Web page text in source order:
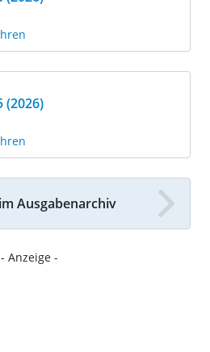
(2026)
Ausgabenarchiv
- Anzeige -